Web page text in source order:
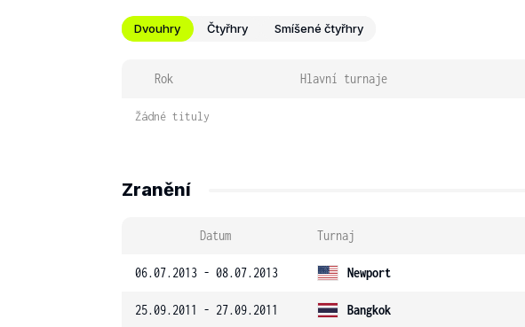
Dvouhry Čtyřhry Smíšené čtyřhry
Rok Hlavní turnaje
Žádné tituly
Zranění
Datum Turnaj
06.07.2013 - 08.07.2013 Newport
25.09.2011 - 27.09.2011 Bangkok